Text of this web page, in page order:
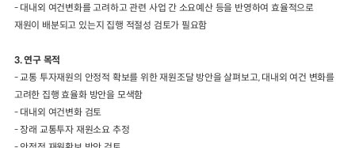
- 대내외 여건변화를 고려하고 관련 사업 간 소요예산 등을 반영하여 효율적으로
재원이 배분되고 있는지 집행 적절성 검토가 필요함
3. 연구 목적
- 교통 투자재원의 안정적 확보를 위한 재원조달 방안을 살펴보고, 대내외 여건 변화를
고려한 집행 효율화 방안을 모색함
- 대내외 여건변화 검토
- 장래 교통투자 재원소요 추정